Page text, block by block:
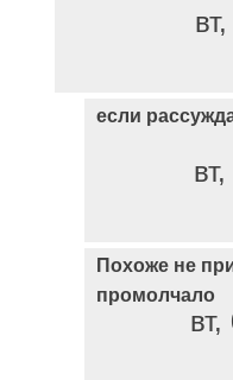
если
Похоже не
промолчало